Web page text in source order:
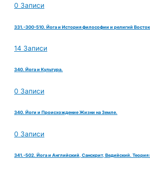
0 Записи
331.-300-510. Йога и История философии и религий
14 Записи
340. Йога и Культура.
0 Записи
340. Йоги и Происхождение Жизни на Земле.
0 Записи
341.-502. Йога и Английский, Санскрит, Ведийский. Теория